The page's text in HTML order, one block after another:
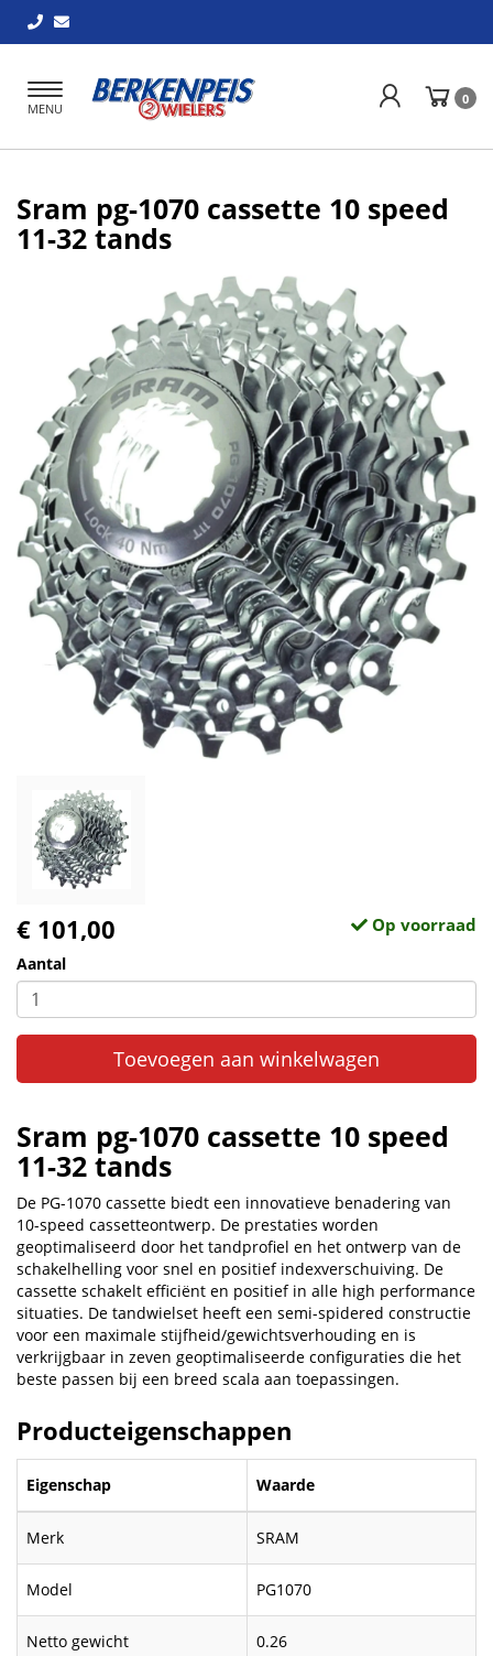
Toggle
navigation
MENU
0
Sram pg-1070 cassette 10 speed
11-32 tands
€ 101,00 Op voorraad
Aantal
Toevoegen aan winkelwagen
Sram pg-1070 cassette 10 speed
11-32 tands
De PG-1070 cassette biedt een innovatieve benadering van
10-speed cassetteontwerp. De prestaties worden
geoptimaliseerd door het tandprofiel en het ontwerp van de
schakelhelling voor snel en positief indexverschuiving. De
cassette schakelt efficiënt en positief in alle high performance
situaties. De tandwielset heeft een semi-spidered constructie
voor een maximale stijfheid/gewichtsverhouding en is
verkrijgbaar in zeven geoptimaliseerde configuraties die het
beste passen bij een breed scala aan toepassingen.
Producteigenschappen
Eigenschap Waarde
Merk SRAM
Model PG1070
Netto gewicht 0.26